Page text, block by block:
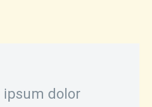
dolor